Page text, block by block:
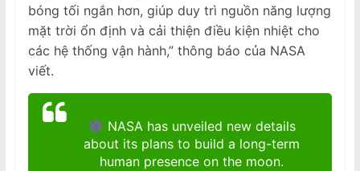
bóng tối ngắn hơn, giúp duy trì nguồn năng lượng
mặt trời ổn định và cải thiện điều kiện nhiệt cho
các hệ thống vận hành,” thông báo của NASA
viết.
NASA has unveiled new details
about its plans to build a long-term
human presence on the moon.